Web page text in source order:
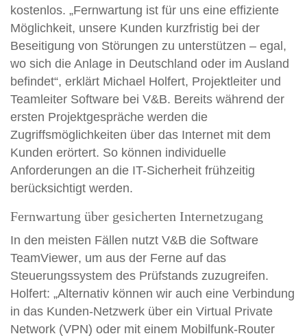
kostenlos. „Fernwartung ist für uns eine effiziente
Möglichkeit, unsere Kunden kurzfristig bei der
Beseitigung von Störungen zu unterstützen – egal,
wo sich die Anlage in Deutschland oder im Ausland
befindet“, erklärt Michael Holfert, Projektleiter und
Teamleiter Software bei V&B. Bereits während der
ersten Projektgespräche werden die
Zugriffsmöglichkeiten über das Internet mit dem
Kunden erörtert. So können individuelle
Anforderungen an die IT-Sicherheit frühzeitig
berücksichtigt werden.
Fernwartung über gesicherten Internetzugang
In den meisten Fällen nutzt V&B die Software
TeamViewer, um aus der Ferne auf das
Steuerungssystem des Prüfstands zuzugreifen.
Holfert: „Alternativ können wir auch eine Verbindung
in das Kunden-Netzwerk über ein Virtual Private
Network (VPN) oder mit einem Mobilfunk-Router